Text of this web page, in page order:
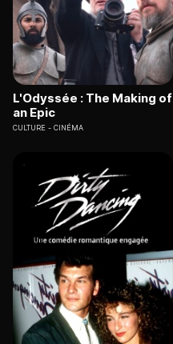
L'Odyssée : The Making of
an Epic
CULTURE CINÉMA